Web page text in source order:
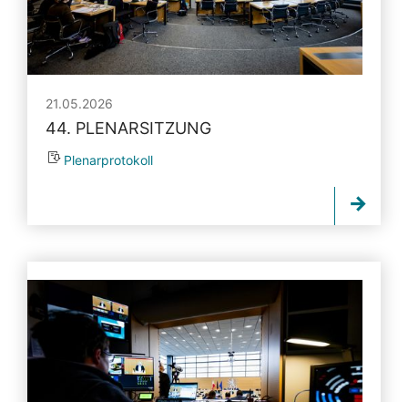
21.05.2026
44. PLENARSITZUNG
Plenarprotokoll